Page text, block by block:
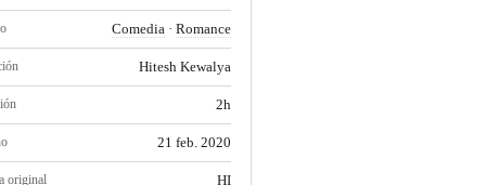
Comedia · Romance
Hitesh Kewalya
2h
21 feb. 2020
original HI